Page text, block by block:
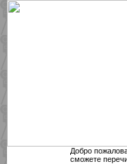
Добро
сможете